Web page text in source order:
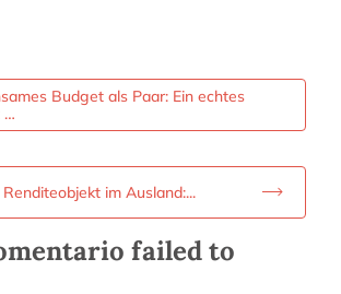
Budget als Paar: Ein echtes
…
im Ausland:...
failed to